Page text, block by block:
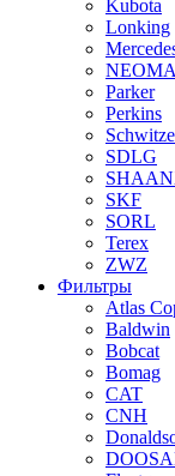
Kubota
Lonking
Parker
Perkins
SDLG
SKF
SORL
Terex
ZWZ
Фильтры
Atlas
Baldwin
Bobcat
Bomag
CAT
CNH